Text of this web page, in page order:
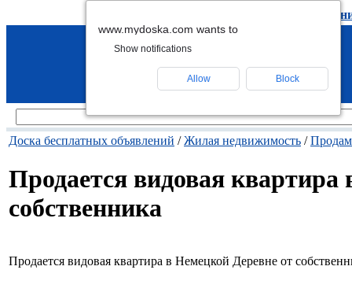
удалить
Доска бесплатных объявлений /Жилая недвижимость /Продам
Продается видовая
собственника
Продается видовая квартира в Немецкой Деревне от
www.mydoska.com wants to
Show notifications
Allow Block